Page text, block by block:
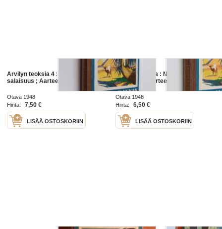
Arvilyn teoksia 4 : Niilin rannan
salaisuus ; Aarteenetsijät
Otava 1948
Hinta:
7,50 €
LISÄÄ OSTOSKORIIN
Arvilyn teoksia : Niilin rannan
salaisuus ; Aarteenetsijät
Otava 1948
Hinta:
6,50 €
LISÄÄ OSTOSKORIIN